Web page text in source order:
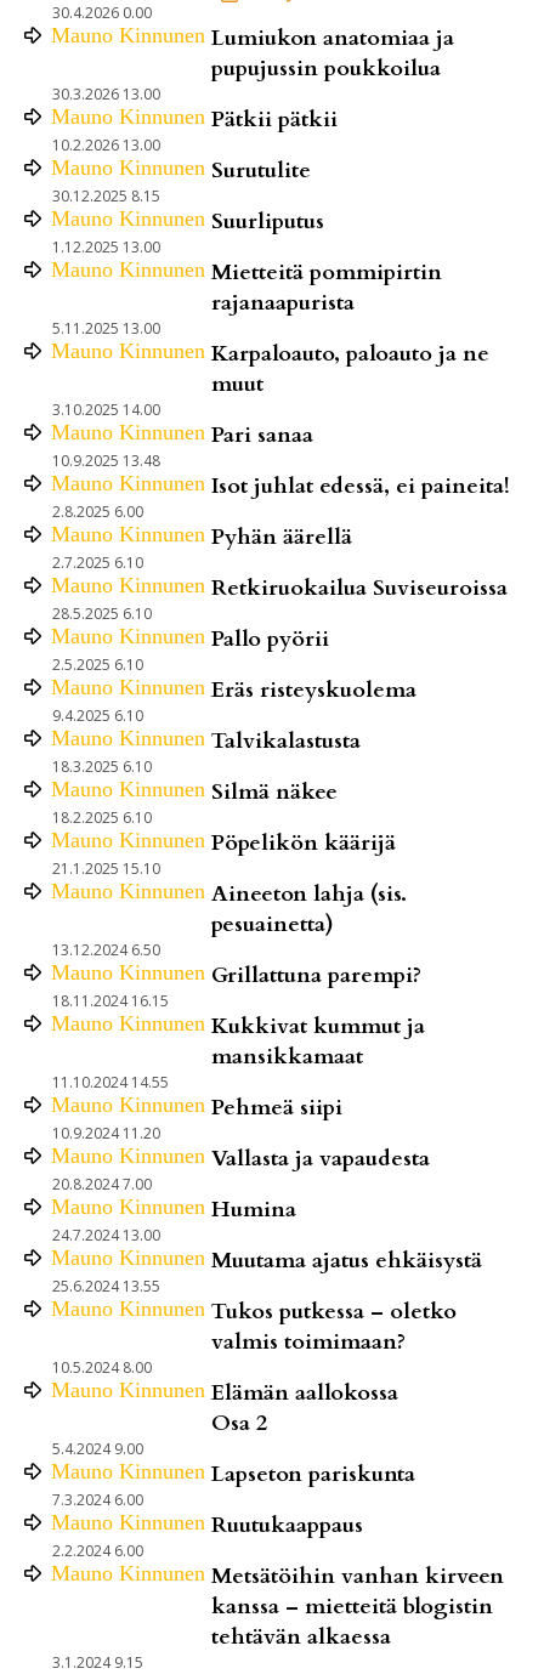
30.4.2026 0.00
Mauno Kinnunen Lumiukon anatomiaa ja
pupujussin poukkoilua
30.3.2026 13.00
Mauno Kinnunen Pätkii pätkii
10.2.2026 13.00
Mauno Kinnunen Surutulite
30.12.2025 8.15
Mauno Kinnunen Suurliputus
1.12.2025 13.00
Mauno Kinnunen Mietteitä pommipirtin
rajanaapurista
5.11.2025 13.00
Mauno Kinnunen Karpaloauto, paloauto ja ne
muut
3.10.2025 14.00
Mauno Kinnunen Pari sanaa
10.9.2025 13.48
Mauno Kinnunen Isot juhlat edessä, ei paineita!
2.8.2025 6.00
Mauno Kinnunen Pyhän äärellä
2.7.2025 6.10
Mauno Kinnunen Retkiruokailua Suviseuroissa
28.5.2025 6.10
Mauno Kinnunen Pallo pyörii
2.5.2025 6.10
Mauno Kinnunen Eräs risteyskuolema
9.4.2025 6.10
Mauno Kinnunen Talvikalastusta
18.3.2025 6.10
Mauno Kinnunen Silmä näkee
18.2.2025 6.10
Mauno Kinnunen Pöpelikön käärijä
21.1.2025 15.10
Mauno Kinnunen Aineeton lahja (sis.
pesuainetta)
13.12.2024 6.50
Mauno Kinnunen Grillattuna parempi?
18.11.2024 16.15
Mauno Kinnunen Kukkivat kummut ja
mansikkamaat
11.10.2024 14.55
Mauno Kinnunen Pehmeä siipi
10.9.2024 11.20
Mauno Kinnunen Vallasta ja vapaudesta
20.8.2024 7.00
Mauno Kinnunen Humina
24.7.2024 13.00
Mauno Kinnunen Muutama ajatus ehkäisystä
25.6.2024 13.55
Mauno Kinnunen Tukos putkessa – oletko
valmis toimimaan?
10.5.2024 8.00
Mauno Kinnunen Elämän aallokossa
Osa 2
5.4.2024 9.00
Mauno Kinnunen Lapseton pariskunta
7.3.2024 6.00
Mauno Kinnunen Ruutukaappaus
2.2.2024 6.00
Mauno Kinnunen Metsätöihin vanhan kirveen
kanssa – mietteitä blogistin
tehtävän alkaessa
3.1.2024 9.15